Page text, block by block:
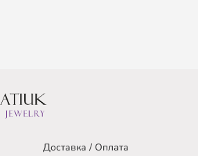
Доставка / Оплата